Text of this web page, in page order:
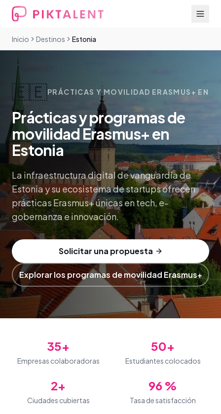
Inicio Destinos Estonia
🇪🇪PRÁCTICAS Y MOVILIDAD ERASMUS+ EN
Prácticas y programas de
movilidad Erasmus+ en
Estonia
La infraestructura digital de vanguardia de
Estonia y su ecosistema de startups ofrecen
prácticas Erasmus+ únicas en tech, e-
gobernanza e innovación.
Solicitar una propuesta
Explorar los programas de movilidad Erasmus+
35+
Empresas colaboradoras
50+
Estudiantes colocados
2+
Ciudades cubiertas
96 %
Tasa de satisfacción